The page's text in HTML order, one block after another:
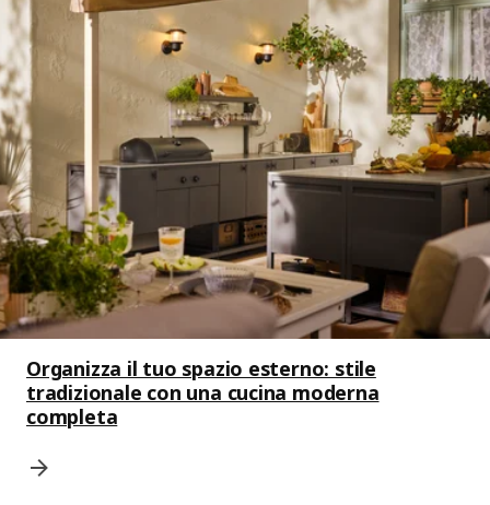
Organizza il tuo spazio esterno: stile
tradizionale con una cucina moderna
completa